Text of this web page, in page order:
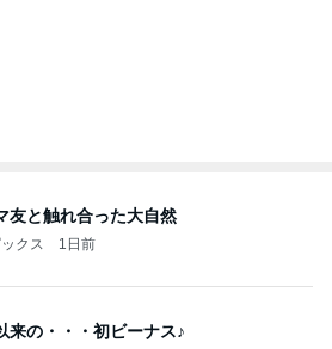
友と触れ合った大自然
クス 1日前
来の・・・初ビーナス♪